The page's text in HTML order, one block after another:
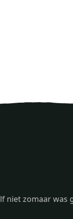
niet zomaar was